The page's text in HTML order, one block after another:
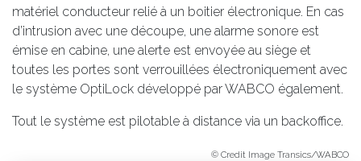
matériel conducteur relié à un boitier électronique. En cas
d’intrusion avec une découpe, une alarme sonore est
émise en cabine, une alerte est envoyée au siège et
toutes les portes sont verrouillées électroniquement avec
le système OptiLock développé par WABCO également.
Tout le système est pilotable à distance via un backoffice.
© Credit Image Transics/WABCO